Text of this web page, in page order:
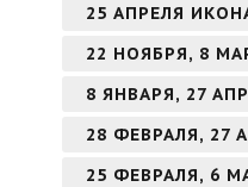
25 АПРЕЛЯ
22 НОЯБРЯ, 8
8 ЯНВАРЯ, 27
28 ФЕВРАЛЯ, 27
25 ФЕВРАЛЯ, 6